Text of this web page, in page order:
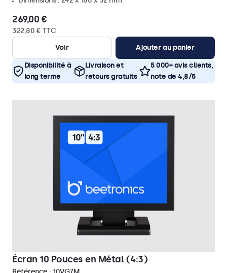
269,00 €
322,80 € TTC
Voir
Ajouter au panier
Disponibilité à
long terme
Livraison et
retours gratuits
5 000+ avis clients,
note de 4,8/5
Écran 10 Pouces en Métal (4:3)